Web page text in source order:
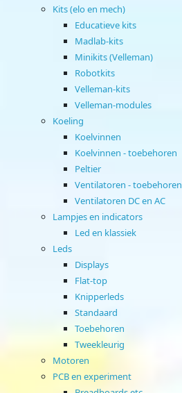
Kits (elo en mech)
Educatieve kits
Madlab-kits
Minikits (Velleman)
Robotkits
Velleman-kits
Velleman-modules
Koeling
Koelvinnen
Koelvinnen - toebehoren
Peltier
Ventilatoren - toebehoren
Ventilatoren DC en AC
Lampjes en indicators
Led en klassiek
Leds
Displays
Flat-top
Knipperleds
Standaard
Toebehoren
Tweekleurig
Motoren
PCB en experiment